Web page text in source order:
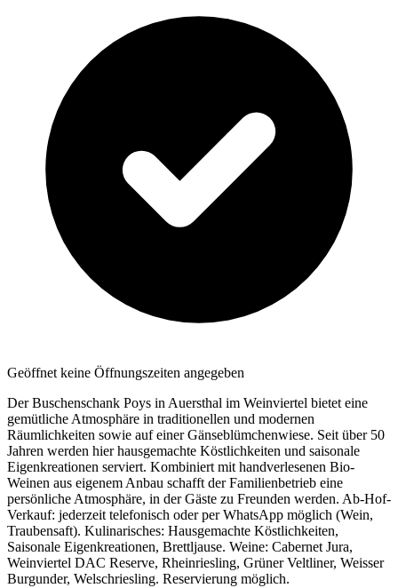
Geöffnet keine Öffnungszeiten angegeben
Der Buschenschank Poys in Auersthal im Weinviertel bietet eine
gemütliche Atmosphäre in traditionellen und modernen
Räumlichkeiten sowie auf einer Gänseblümchenwiese. Seit über 50
Jahren werden hier hausgemachte Köstlichkeiten und saisonale
Eigenkreationen serviert. Kombiniert mit handverlesenen Bio-
Weinen aus eigenem Anbau schafft der Familienbetrieb eine
persönliche Atmosphäre, in der Gäste zu Freunden werden. Ab-Hof-
Verkauf: jederzeit telefonisch oder per WhatsApp möglich (Wein,
Traubensaft). Kulinarisches: Hausgemachte Köstlichkeiten,
Saisonale Eigenkreationen, Brettljause. Weine: Cabernet Jura,
Weinviertel DAC Reserve, Rheinriesling, Grüner Veltliner, Weisser
Burgunder, Welschriesling. Reservierung möglich.